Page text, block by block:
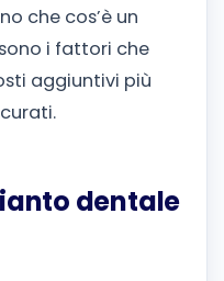
che cos’è un
i fattori che
aggiuntivi più
dentale